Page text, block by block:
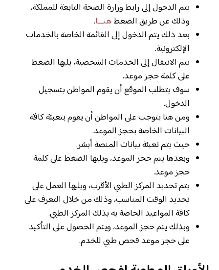
يتم الدخول إلى رابط وزارة الصحة التابعة للمملكة،
وذلك عن طريق الضغط هنـــا.
بعد ذلك يتم الدخول إلى القائمة الخاصة بالخدمات
الإلكترونية.
يتم الانتقال إلى الخدمات الشخصية، يليها الضغط
على كلمة حجز موعد.
سوف يتطلب الموقع أن يقوم المواطن بتسجيل
الدخول.
ومن هنا يتوجب على المواطن أن يقوم بتعبئة كافة
البيانات الخاصة بحجز الموعد.
حيث يتم تعبئة بيانات المنصة أبشر.
وبعدها يتم حجز الموعد، ويليها الضغط على كلمة
حجز موعد.
يتم تحديد المركز الطبي الأقرب، ويليها العمل على
تحديد الوقت المناسب، وذلك من خلال التعرف على
كافة المواعيد الخاصة به بذلك المركز الطبي.
وبذلك يتم حجز الموعد، ويتم الحصول على التأكيد
على حجز موعد فحص طبي للخدم.